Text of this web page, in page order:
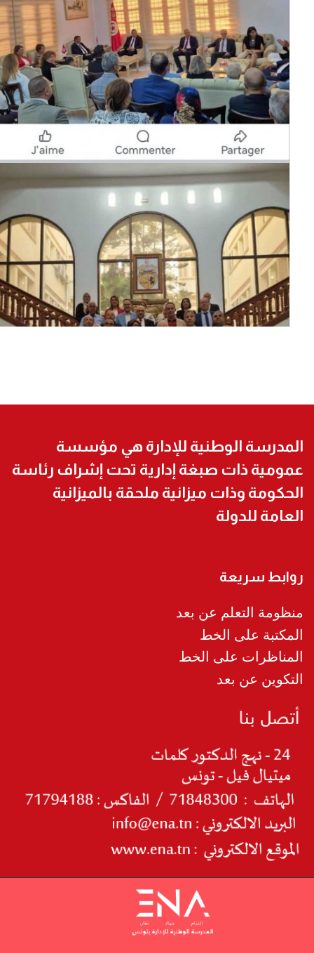
المدرسة الوطنية للإدارة هي مؤسسة
عمومية ذات صبغة إدارية تحت إشراف رئاسة
الحكومة وذات ميزانية ملحقة بالميزانية
العامة للدولة
روابط سريعة
منظومة التعلم عن بعد
المكتبة على الخط
المناظرات على الخط
التكوين عن بعد